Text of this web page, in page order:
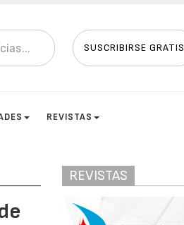
SUSCRIBIRSE GRATIS
REVISTAS
REVISTAS